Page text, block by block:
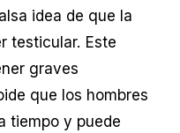
idea de que la
testicular. Este
graves
que los hombres
tiempo y puede